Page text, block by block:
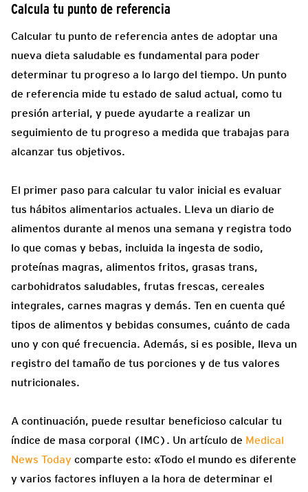
Calcula tu punto de referencia
Calcular tu punto de referencia antes de adoptar una
nueva dieta saludable es fundamental para poder
determinar tu progreso a lo largo del tiempo. Un punto
de referencia mide tu estado de salud actual, como tu
presión arterial, y puede ayudarte a realizar un
seguimiento de tu progreso a medida que trabajas para
alcanzar tus objetivos.
El primer paso para calcular tu valor inicial es evaluar
tus hábitos alimentarios actuales. Lleva un diario de
alimentos durante al menos una semana y registra todo
lo que comas y bebas, incluida la ingesta de sodio,
proteínas magras, alimentos fritos, grasas trans,
carbohidratos saludables, frutas frescas, cereales
integrales, carnes magras y demás. Ten en cuenta qué
tipos de alimentos y bebidas consumes, cuánto de cada
uno y con qué frecuencia. Además, si es posible, lleva un
registro del tamaño de tus porciones y de tus valores
nutricionales.
A continuación, puede resultar beneficioso calcular tu
índice de masa corporal (IMC). Un artículo de Medical
News Today comparte esto: «Todo el mundo es diferente
y varios factores influyen a la hora de determinar el